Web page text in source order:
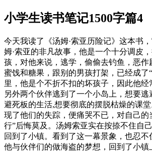
小学生读书笔记1500字篇4
今天我读了《汤姆·索亚历险记》这本书
姆·索亚的非凡故事，他是一个十分调皮
孩，对他来说，逃学，偷偷去钓鱼，恶作
蜜饯和糖果，跟别的男孩打架，已经成了
里，他是个不折不扣的坏孩子，因此他经
另外两个伙伴逃到了一个小岛上，想要逃
避死板的生活,想要彻底的摆脱枯燥的课
现了他们的失踪，便痛哭不已，对自己的
行”后悔莫及。汤姆索亚实在按捺不住自
回到了小镇。看到了这一幕景象，也忍不
他与伙伴们的做海盗的梦想，回到了小镇